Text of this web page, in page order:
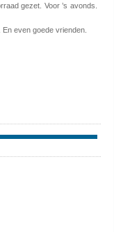
gezet. Voor ’s avonds.
even goede vrienden.